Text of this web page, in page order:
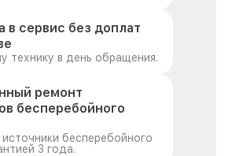
в сервис без доплат
технику в день обращения.
ремонт
бесперебойного
бесперебойного
3 года.